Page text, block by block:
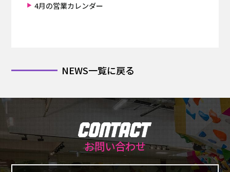
4月の営業カレンダー
NEWS一覧に戻る
お問い合わせ